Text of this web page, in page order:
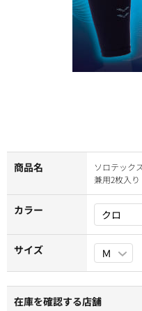
商品名
ソロテック
兼用2枚入り
カラー
サイズ
在庫を確認する店舗